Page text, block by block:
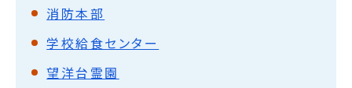
消防本部
学校給食センター
望洋台霊園